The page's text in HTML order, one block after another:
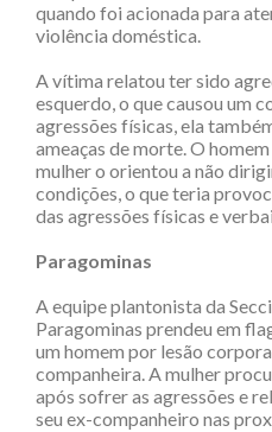
quando foi acionada para
violência doméstica.
A vítima relatou ter sido
esquerdo, o que causou um
agressões físicas, ela
ameaças de morte. O
mulher o orientou a não
condições, o que teria
das agressões físicas e
Paragominas
A equipe plantonista da
Paragominas prendeu em
um homem por lesão
companheira. A mulher
após sofrer as agressões e
seu ex-companheiro nas